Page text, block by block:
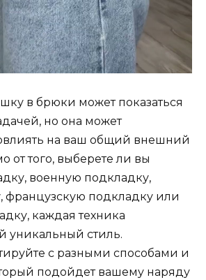
в брюки может показаться
но она может
на ваш общий внешний
от того, выберете ли вы
военную подкладку,
французскую подкладку или
каждая техника
уникальный стиль.
с разными способами и
подойдет вашему наряду